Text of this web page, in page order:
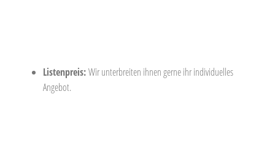
Listenpreis:Wir unterbreiten ihnen gerne ihr individuelles
Angebot.